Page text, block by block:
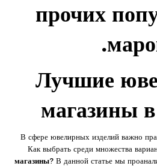
прочих
Лучшие
магазины
В сфере ювелирных изделий важно
Как выбрать среди множества
магазины? В данной статье мы